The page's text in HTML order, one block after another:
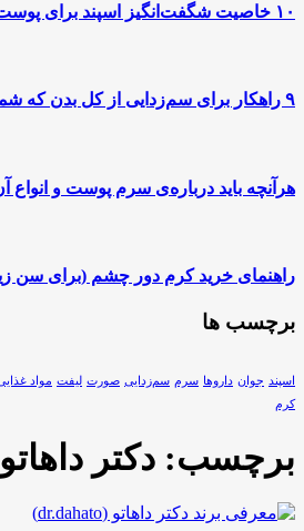
۱۰ خاصیت شگفت‌انگیز اسپند برای پوست، مو و سلامتی
۹ راهکار برای سم‌زدایی از کل بدن که شما را جوان‌تر می‌کند
هرآنچه باید درباره‌ی سرم پوست و انواع آن
راهنمای خرید کرم دور چشم (برای سن زیر ۳۰ تا بالای ۴۰
برچسب ها
اسپند جوان‌ داروها سرم سم‌زدایی صورت لیفت مواد
کرم
برچسب: دکتر داهاتو